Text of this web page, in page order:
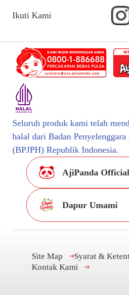
Ikuti Kami
Seluruh produk kami telah
halal dari Badan
(BPJPH) Republik Indonesia.
AjiPanda
Dapur Umami
Site Map Syarat &
Kontak Kami